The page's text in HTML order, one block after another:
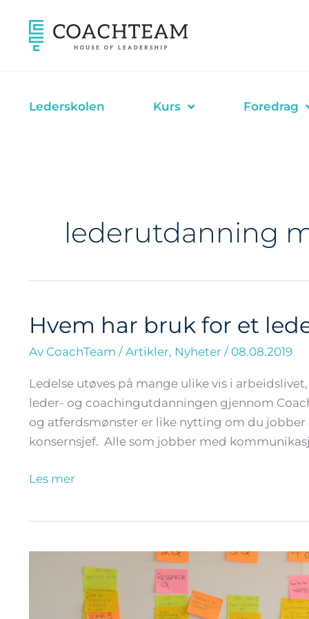
Lederskolen Kurs Foredrag
lederutdanning
Hvem har bruk for et
Av CoachTeam / Artikler, Nyheter / 08.08.2019
Ledelse utøves på mange ulike vis i
leder- og coachingutdanningen gjennom
og atferdsmønster er like nytting om du jobber
konsernsjef. Alle som jobber med
Hvem
bruk
for
et
leder-
og
Les mer